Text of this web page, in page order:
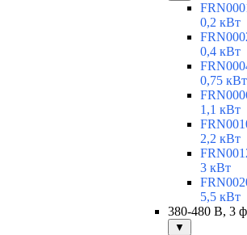
0,2 кВт
0,4 кВт
0,75 кВт
1,1 кВт
2,2 кВт
3 кВт
5,5 кВт
380-480 В, 3
▼